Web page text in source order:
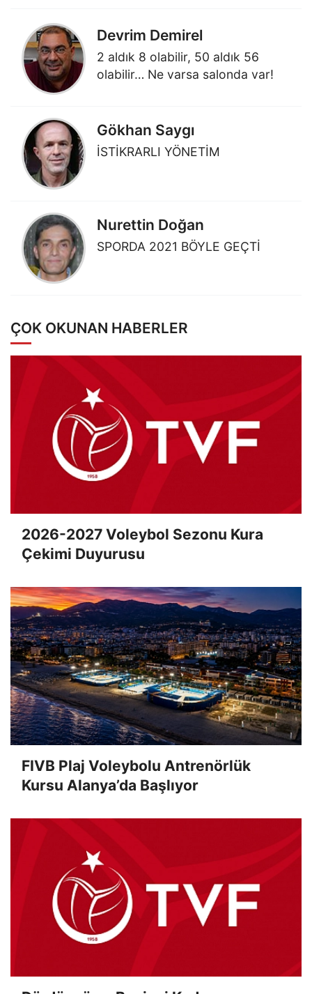
Devrim Demirel
2 aldık 8 olabilir, 50 aldık 56
olabilir… Ne varsa salonda var!
Gökhan Saygı
İSTİKRARLI YÖNETİM
Nurettin Doğan
SPORDA 2021 BÖYLE GEÇTİ
ÇOK OKUNAN HABERLER
2026-2027 Voleybol Sezonu Kura
Çekimi Duyurusu
FIVB Plaj Voleybolu Antrenörlük
Kursu Alanya’da Başlıyor